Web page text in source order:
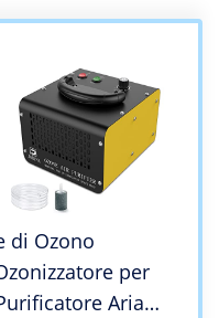
di Ozono
per
Aria